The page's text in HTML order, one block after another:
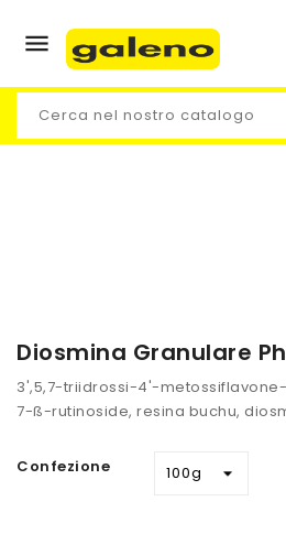

Diosmina Granulare
3',5,7-triidrossi-4'-
7-ß-rutinoside, resina buchu,
Confezione